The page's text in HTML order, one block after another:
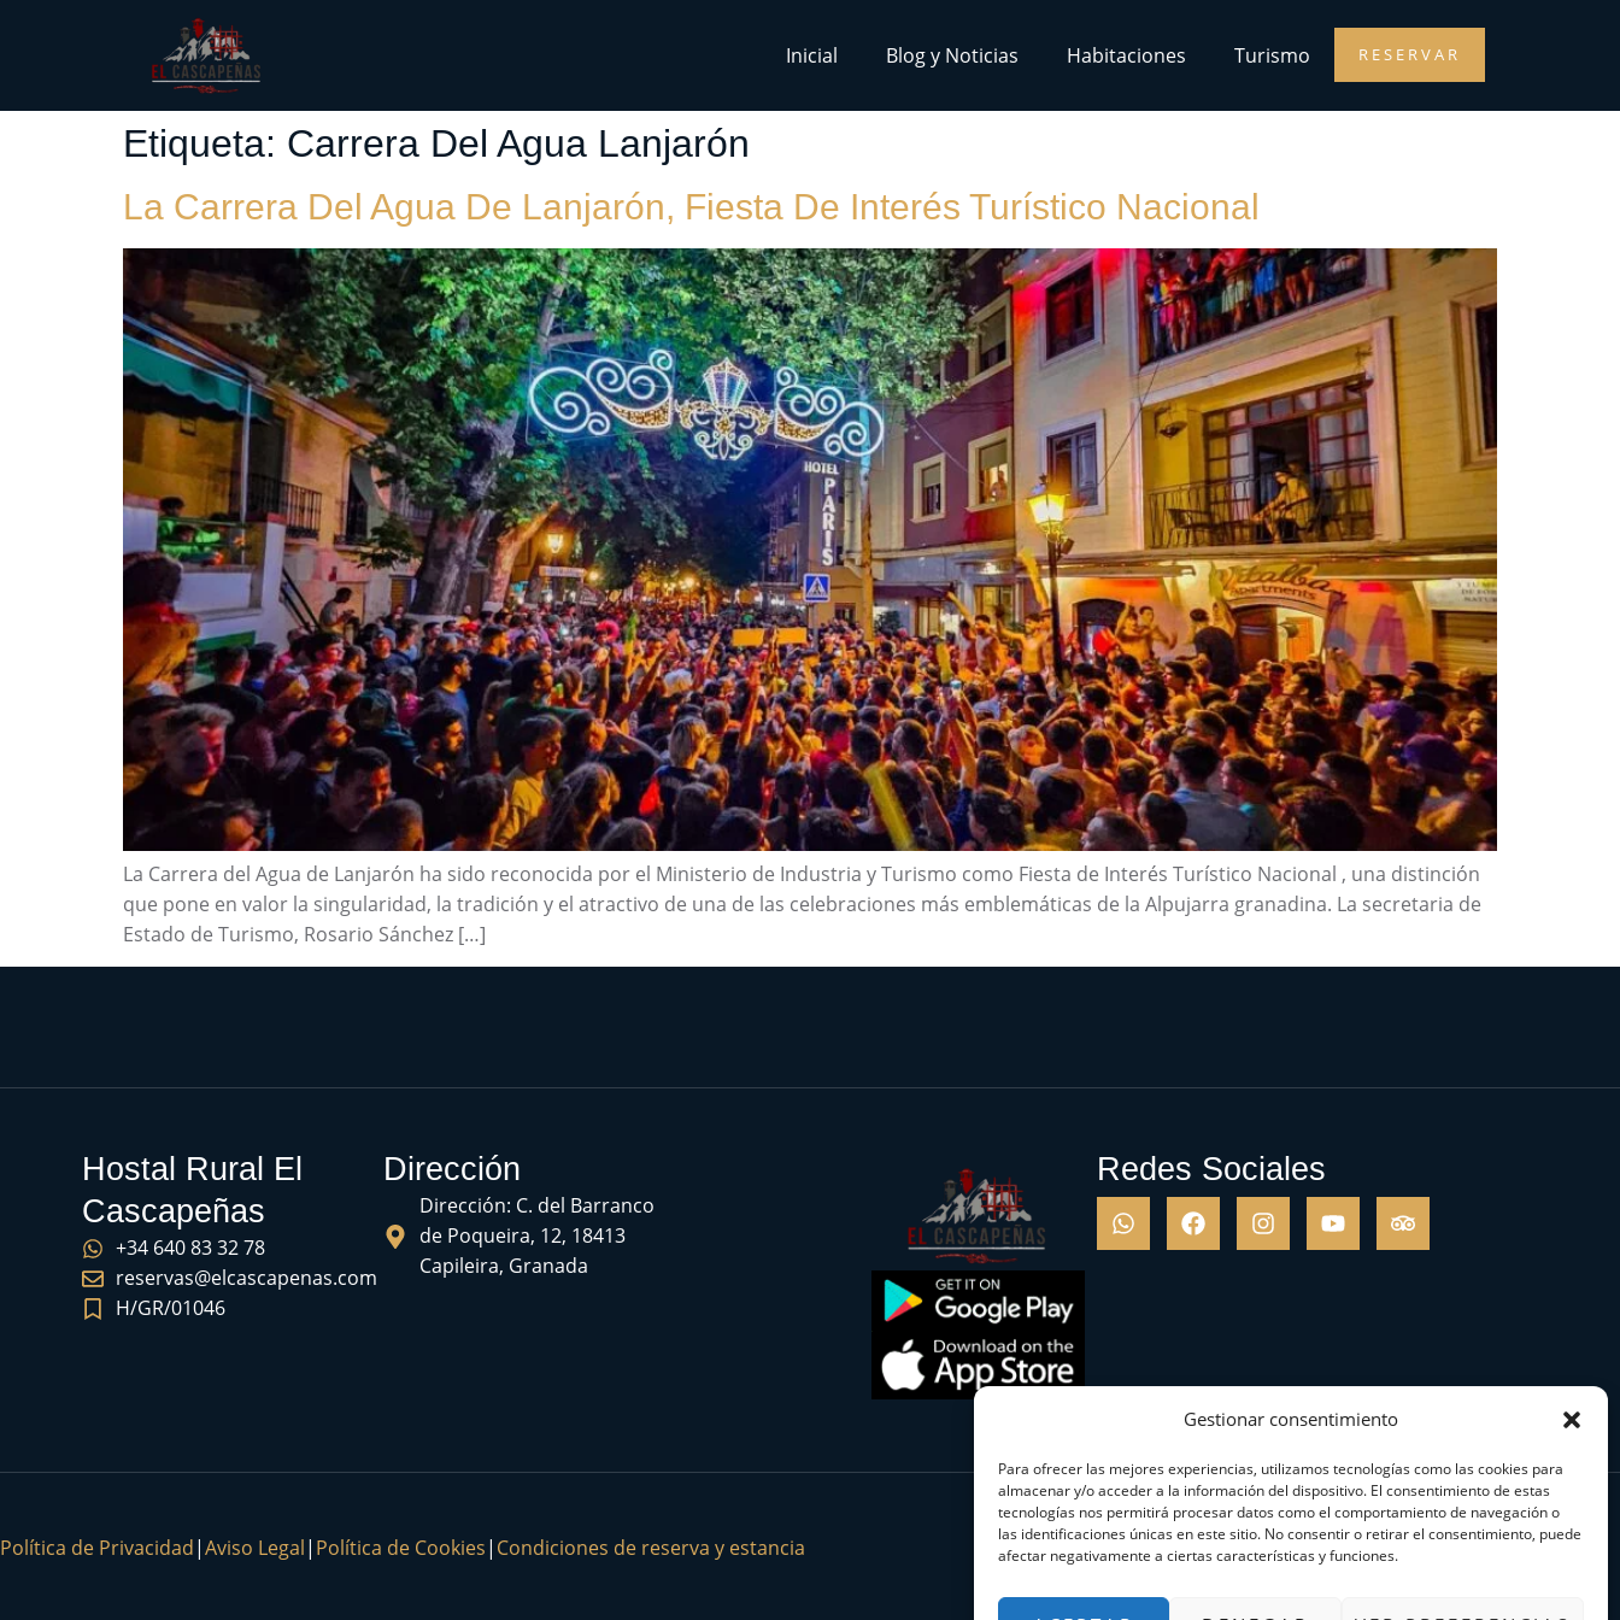
Gestionar consentimiento
Para ofrecer las mejores experiencias, utilizamos tecnologías como las cookies para
almacenar y/o acceder a la información del dispositivo. El consentimiento de estas
tecnologías nos permitirá procesar datos como el comportamiento de navegación o
las identificaciones únicas en este sitio. No consentir o retirar el consentimiento, puede
afectar negativamente a ciertas características y funciones.
Inicial Blog y Noticias Habitaciones Turismo RESERVAR
Etiqueta: Carrera Del Agua Lanjarón
La Carrera Del Agua De Lanjarón, Fiesta De Interés Turístico Nacional
La Carrera del Agua de Lanjarón ha sido reconocida por el Ministerio de Industria y Turismo como Fiesta de Interés Turístico Nacional , una distinción
que pone en valor la singularidad, la tradición y el atractivo de una de las celebraciones más emblemáticas de la Alpujarra granadina. La secretaria de
Estado de Turismo, Rosario Sánchez […]
Hostal Rural El
Cascapeñas
+34 640 83 32 78
reservas@elcascapenas.com
H/GR/01046
Dirección
Dirección: C. del Barranco
de Poqueira, 12, 18413
Capileira, Granada
Redes Sociales
Política de Privacidad|Aviso Legal| Política de Cookies| Condiciones de reserva y estancia